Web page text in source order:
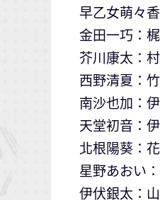
早乙女萌々
金田一巧：
芥川康太：
西野清夏：
南沙也加：
天堂初音：
北根陽葵：
星野あおい
伊伏銀太：